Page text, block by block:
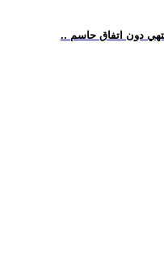
دون اتفاق حاسم